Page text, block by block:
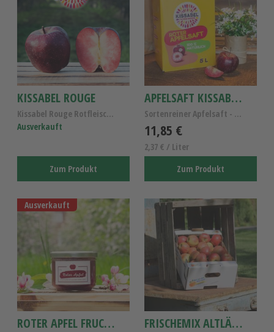
KISSABEL ROUGE
Kissabel Rouge Rotfleischige Apfelsorte – Altlände...
Ausverkauft
Zum Produkt
APFELSAFT KISSABEL ROUGE 5L
Sortenreiner Apfelsaft - Kissabel Rouge Rotfleisch...
11,85 €
2,37 € / Liter
Zum Produkt
Ausverkauft
ROTER APFEL FRUCHTAUFSTRICH FRISCHEMIX ALTLÄNDER ÄPFEL